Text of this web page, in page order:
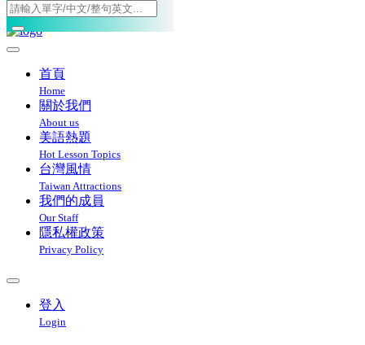
Toggle navigation
首頁
Home
關於我們
About us
美語熱題
Hot Lesson Topics
台灣風情
Taiwan Attractions
我們的成員
Our Staff
隱私權政策
Privacy Policy
登入
Login